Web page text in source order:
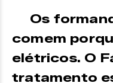
Os
comem
elétricos. O
tratamento